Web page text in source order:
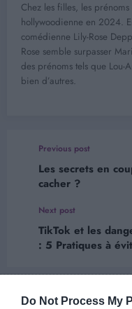
Do Not Process My
Chez les filles, les
hollywoodienne en 2024.
comédienne Lily-Rose
Rose semble surpasser
des prénoms tels que Lou-
bien d’autres.
Previous post
Les secrets en
cacher ?
Next post
TikTok et les
: 5 Pratiques à